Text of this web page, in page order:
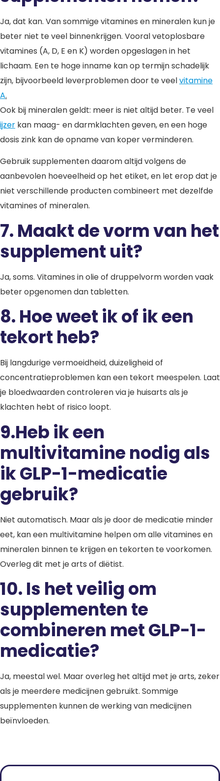
Ja, dat kan. Van sommige vitamines en mineralen kun je
beter niet te veel binnenkrijgen. Vooral vetoplosbare
vitamines (A, D, E en K) worden opgeslagen in het
lichaam. Een te hoge inname kan op termijn schadelijk
zijn, bijvoorbeeld leverproblemen door te veelvitamine
A.
Ook bij mineralen geldt: meer is niet altijd beter. Te veel
ijzer kan maag- en darmklachten geven, en een hoge
dosis zink kan de opname van koper verminderen.
Gebruik supplementen daarom altijd volgens de
aanbevolen hoeveelheid op het etiket, en let erop dat je
niet verschillende producten combineert met dezelfde
vitamines of mineralen.
7. Maakt de vorm van het
supplement uit?
Ja, soms. Vitamines in olie of druppelvorm worden vaak
beter opgenomen dan tabletten.
8. Hoe weet ik of ik een
tekort heb?
Bij langdurige vermoeidheid, duizeligheid of
concentratieproblemen kan een tekort meespelen. Laat
je bloedwaarden controleren via je huisarts als je
klachten hebt of risico loopt.
9.Heb ik een
multivitamine nodig als
ik GLP-1-medicatie
gebruik?
Niet automatisch. Maar als je door de medicatie minder
eet, kan een multivitamine helpen om alle vitamines en
mineralen binnen te krijgen en tekorten te voorkomen.
Overleg dit met je arts of diëtist.
10. Is het veilig om
supplementen te
combineren met GLP-1-
medicatie?
Ja, meestal wel. Maar overleg het altijd met je arts, zeker
als je meerdere medicijnen gebruikt. Sommige
supplementen kunnen de werking van medicijnen
beïnvloeden.